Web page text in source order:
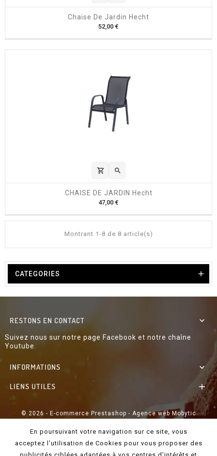
Chaise De Jardin Hecht
52,00 €
x
shopping_cart 
CHAISE DE JARDIN Hecht
47,00 €
i
Montrant 1-8 de 8 article(s)
CATEGORIES 
RESTONS EN CONTACT 
Suivez nous sur notre page Facebook et notre chaîne
Youtube.
INFORMATIONS 
LIENS UTILES 
© 2026 - E-commerce Prestashop - Agence web Mobytic
En poursuivant votre navigation sur ce site, vous
acceptez l'utilisation de Cookies pour vous proposer des